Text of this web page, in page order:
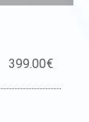
399.00€